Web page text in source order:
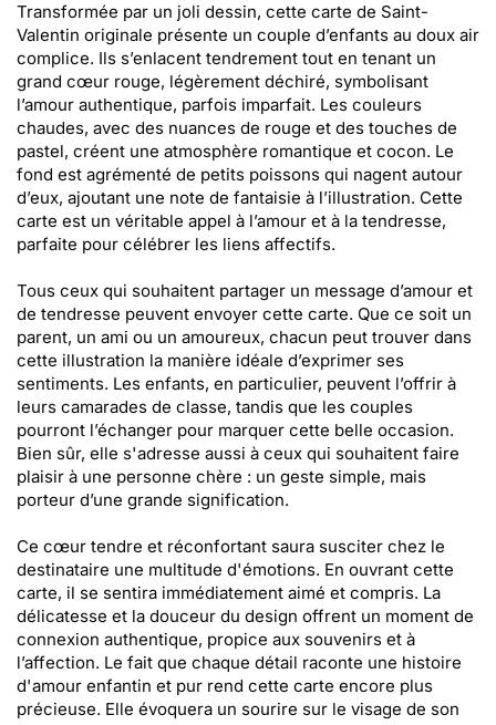
Transformée par un joli dessin, cette carte de Saint-
Valentin originale présente un couple d’enfants au doux air
complice. Ils s’enlacent tendrement tout en tenant un
grand cœur rouge, légèrement déchiré, symbolisant
l’amour authentique, parfois imparfait. Les couleurs
chaudes, avec des nuances de rouge et des touches de
pastel, créent une atmosphère romantique et cocon. Le
fond est agrémenté de petits poissons qui nagent autour
d’eux, ajoutant une note de fantaisie à l’illustration. Cette
carte est un véritable appel à l’amour et à la tendresse,
parfaite pour célébrer les liens affectifs.
Tous ceux qui souhaitent partager un message d’amour et
de tendresse peuvent envoyer cette carte. Que ce soit un
parent, un ami ou un amoureux, chacun peut trouver dans
cette illustration la manière idéale d’exprimer ses
sentiments. Les enfants, en particulier, peuvent l’offrir à
leurs camarades de classe, tandis que les couples
pourront l’échanger pour marquer cette belle occasion.
Bien sûr, elle s'adresse aussi à ceux qui souhaitent faire
plaisir à une personne chère : un geste simple, mais
porteur d’une grande signification.
Ce cœur tendre et réconfortant saura susciter chez le
destinataire une multitude d'émotions. En ouvrant cette
carte, il se sentira immédiatement aimé et compris. La
délicatesse et la douceur du design offrent un moment de
connexion authentique, propice aux souvenirs et à
l’affection. Le fait que chaque détail raconte une histoire
d'amour enfantin et pur rend cette carte encore plus
précieuse. Elle évoquera un sourire sur le visage de son